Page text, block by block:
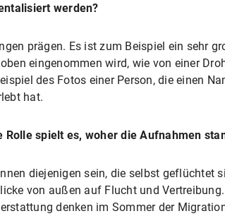
werden?
prägen. Es ist zum Beispiel ein sehr
eingenommen wird, wie von einer
des Fotos einer Person, die einen
hat.
Rolle spielt es, woher die Aufnahmen
diejenigen sein, die selbst geflüchtet
von außen auf Flucht und
denken im Sommer der